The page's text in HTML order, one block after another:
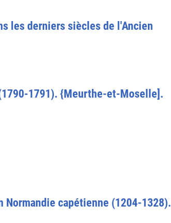
les derniers siècles de l'Ancien
1791). {Meurthe-et-Moselle].
Normandie capétienne (1204-1328).